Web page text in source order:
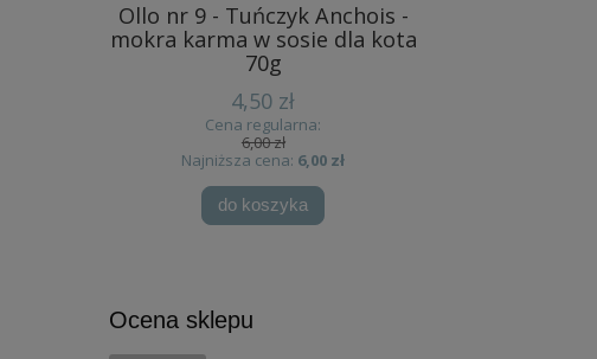
Ollo nr 9 - Tuńczyk Anchois -
mokra karma w sosie dla kota
70g
4,50 zł
Cena regularna:
6,00 zł
Najniższa cena: 6,00 zł
do koszyka
Ocena sklepu